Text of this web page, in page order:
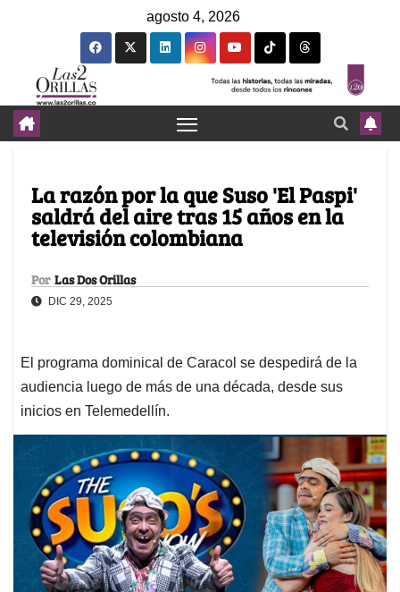
agosto 4, 2026
La razón por la que Suso 'El Paspi'
saldrá del aire tras 15 años en la
televisión colombiana
Por Las Dos Orillas
DIC 29, 2025
El programa dominical de Caracol se despedirá de la
audiencia luego de más de una década, desde sus
inicios en Telemedellín.